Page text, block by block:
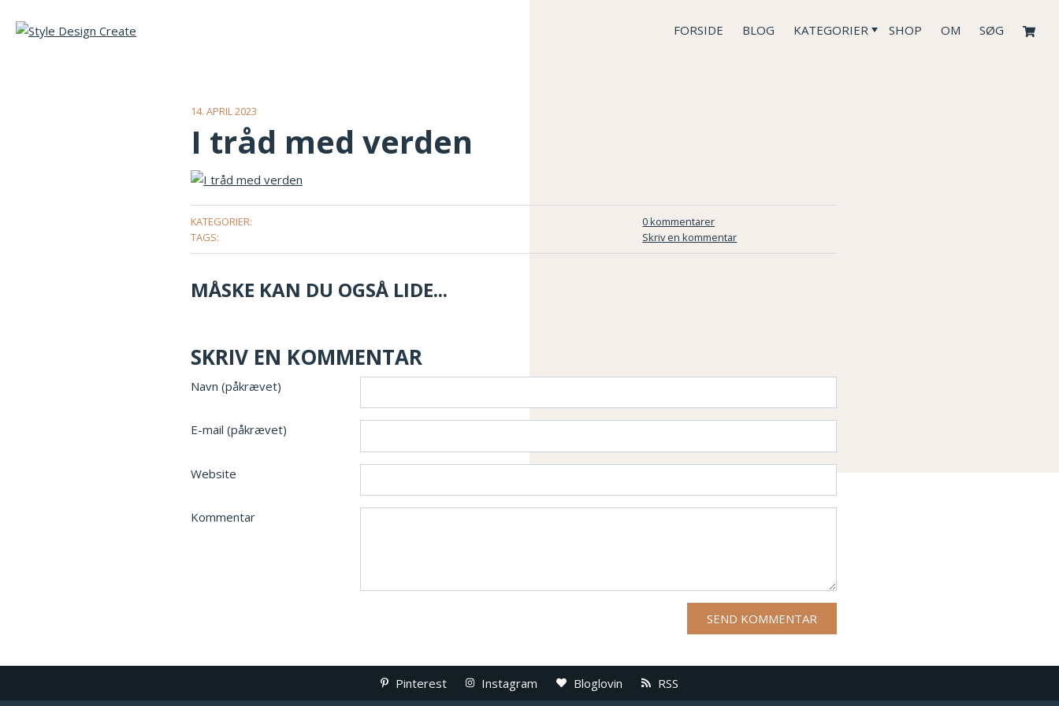
FORSIDE BLOG KATEGORIER SHOP OM SØG
14. APRIL 2023
I tråd med verden
KATEGORIER:
TAGS:
0 kommentarer
Skriv en kommentar
MÅSKE KAN DU OGSÅ LIDE...
SKRIV EN KOMMENTAR
Navn (påkrævet)
E-mail (påkrævet)
Website
Kommentar
Pinterest Instagram Bloglovin RSS